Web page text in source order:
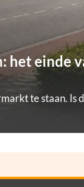
het einde
te staan. Is